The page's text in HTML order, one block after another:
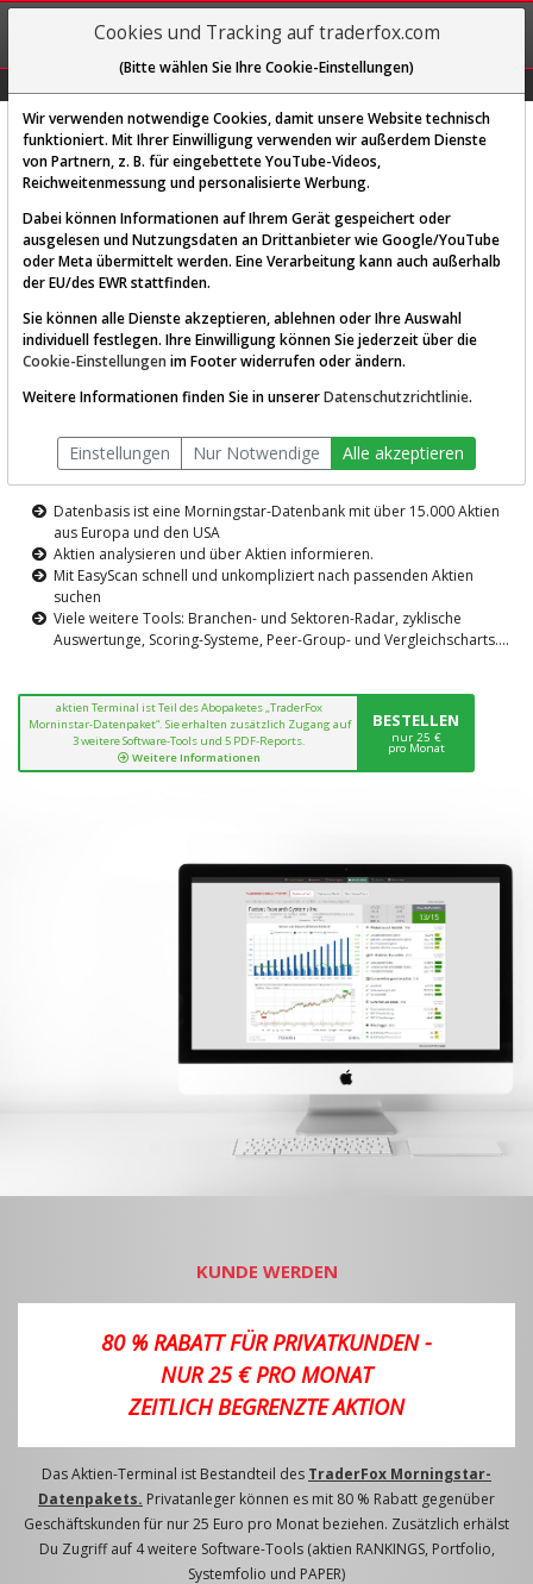
REGIS-
TRIEREN
Diese Funktion ist nur für
AKTIEN-TERMINAL
Die Aktienanalyse-Plattform von
TraderFox
Datenbasis ist eine Morningstar-Datenbank mit über 15.000 Aktien
aus Europa und den USA
Aktien analysieren und über Aktien informieren.
Mit EasyScan schnell und unkompliziert nach passenden Aktien
suchen
Viele weitere Tools: Branchen- und Sektoren-Radar, zyklische
Auswertunge, Scoring-Systeme, Peer-Group- und Vergleichscharts....
aktien Terminal ist Teil des Abopaketes „TraderFox
Morninstar-Datenpaket“. Sie erhalten zusätzlich Zugang auf
3 weitere Software-Tools und 5 PDF-Reports.
Weitere Informationen
BESTELLEN
nur 25 €
pro Monat
KUNDE WERDEN
80 % RABATT FÜR PRIVATKUNDEN -
NUR 25 € PRO MONAT
ZEITLICH BEGRENZTE AKTION
Das Aktien-Terminal ist Bestandteil des TraderFox Morningstar-
Datenpakets. Privatanleger können es mit 80 % Rabatt gegenüber
Geschäftskunden für nur 25 Euro pro Monat beziehen. Zusätzlich erhälst
Du Zugriff auf 4 weitere Software-Tools (aktien RANKINGS, Portfolio,
Systemfolio und PAPER)
Cookies und Tracking auf traderfox.com
(Bitte wählen Sie Ihre Cookie-Einstellungen)
Wir verwenden notwendige Cookies, damit unsere Website technisch
funktioniert. Mit Ihrer Einwilligung verwenden wir außerdem Dienste
von Partnern, z. B. für eingebettete YouTube-Videos,
Reichweitenmessung und personalisierte Werbung.
Dabei können Informationen auf Ihrem Gerät gespeichert oder
ausgelesen und Nutzungsdaten an Drittanbieter wie Google/YouTube
oder Meta übermittelt werden. Eine Verarbeitung kann auch außerhalb
der EU/des EWR stattfinden.
Sie können alle Dienste akzeptieren, ablehnen oder Ihre Auswahl
individuell festlegen. Ihre Einwilligung können Sie jederzeit über die
Cookie-Einstellungen im Footer widerrufen oder ändern.
Weitere Informationen finden Sie in unsererDatenschutzrichtlinie.
Einstellungen Nur Notwendige Alle akzeptieren